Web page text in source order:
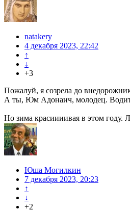
natakery
4 декабря 2023, 22:42
↑
↓
+3
Пожалуй, я созрела до
А ты, Юм Адонаич, молодец.
Но зима красиииивая в этом году.
Юша Могилкин
7 декабря 2023, 20:23
↑
↓
+2